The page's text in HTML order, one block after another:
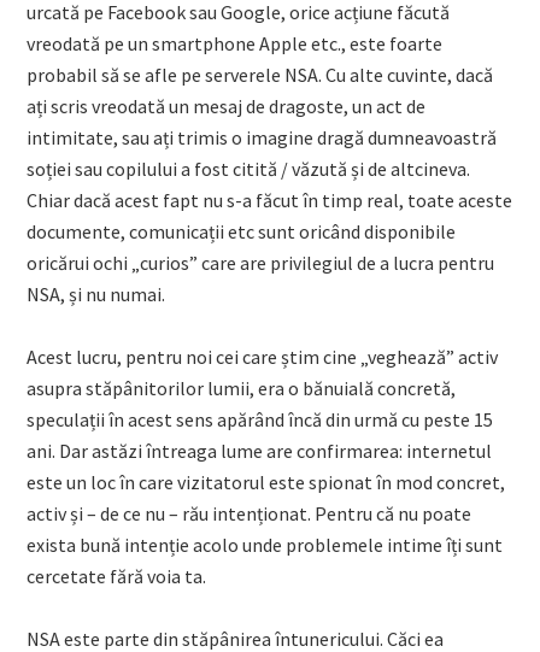
urcată pe Facebook sau Google, orice acțiune făcută
vreodată pe un smartphone Apple etc., este foarte
probabil să se afle pe serverele NSA. Cu alte cuvinte, dacă
ați scris vreodată un mesaj de dragoste, un act de
intimitate, sau ați trimis o imagine dragă dumneavoastră
soției sau copilului a fost citită / văzută și de altcineva.
Chiar dacă acest fapt nu s-a făcut în timp real, toate aceste
documente, comunicații etc sunt oricând disponibile
oricărui ochi „curios” care are privilegiul de a lucra pentru
NSA, și nu numai.
Acest lucru, pentru noi cei care știm cine „veghează” activ
asupra stăpânitorilor lumii, era o bănuială concretă,
speculații în acest sens apărând încă din urmă cu peste 15
ani. Dar astăzi întreaga lume are confirmarea: internetul
este un loc în care vizitatorul este spionat în mod concret,
activ și – de ce nu – rău intenționat. Pentru că nu poate
exista bună intenție acolo unde problemele intime îți sunt
cercetate fără voia ta.
NSA este parte din stăpânirea întunericului. Căci ea